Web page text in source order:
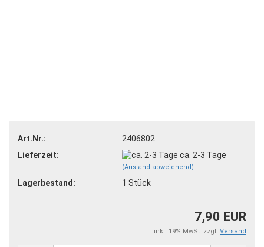
Art.Nr.:
2406802
Lieferzeit:
ca. 2-3 Tage
(Ausland abweichend)
Lagerbestand: 1 Stück
7,90 EUR
inkl. 19% MwSt. zzgl. Versand